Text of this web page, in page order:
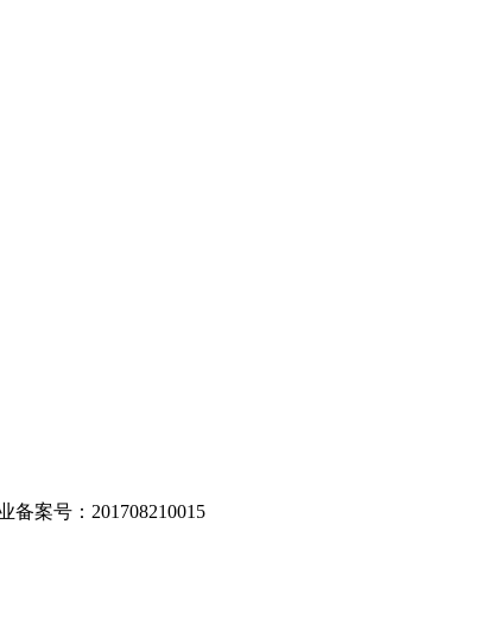
备案号：201708210015